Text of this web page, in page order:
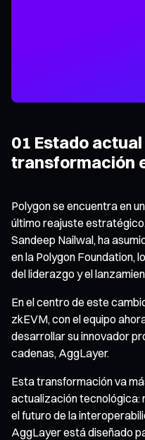
01 Estado
transformación
Polygon se encuentra en
último reajuste
Sandeep Nailwal, ha
en la Polygon Foundation,
del liderazgo y el
En el centro de este
zkEVM, con el equipo
desarrollar su innovador
cadenas, AggLayer.
Esta transformación va
actualización tecnológica:
el futuro de la
AggLayer está diseñado